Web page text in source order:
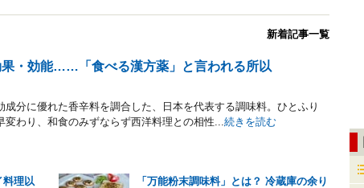
新着記事一覧
果・効能……「食べる漢方薬」と言われる所以
成分に優れた香辛料を調合した、日本を代表する調味料。ひとふり
変わり、和食のみずならず西洋料理との相性...続きを読む
料理以
「万能粉末調味料」とは？ 冷蔵庫の余り